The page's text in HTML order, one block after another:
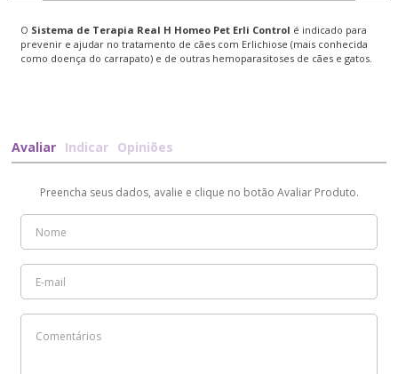
O Sistema de Terapia Real H Homeo Pet Erli Control é indicado para
prevenir e ajudar no tratamento de cães com Erlichiose (mais conhecida
como doença do carrapato) e de outras hemoparasitoses de cães e gatos.
Avaliar Indicar Opiniões
Preencha seus dados, avalie e clique no botão Avaliar Produto.